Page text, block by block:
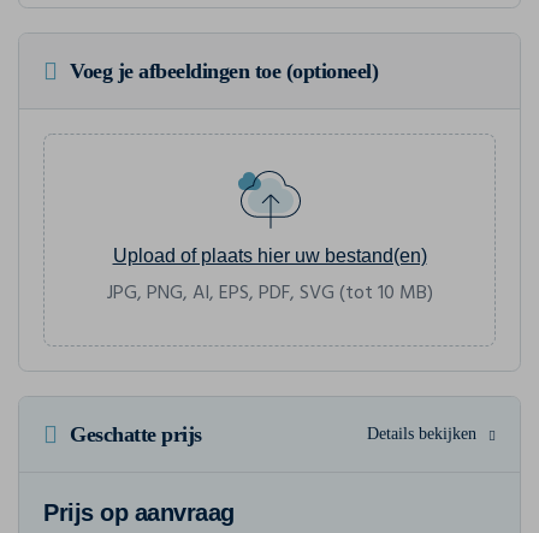
Voeg je afbeeldingen toe (optioneel)
Upload of plaats hier uw bestand(en)
JPG, PNG, AI, EPS, PDF, SVG (tot 10 MB)
Geschatte prijs Details bekijken
Prijs op aanvraag